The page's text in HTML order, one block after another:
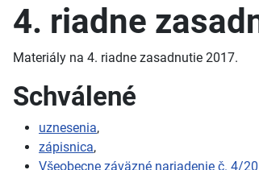
4. riadne
Materiály na 4. riadne zasadnutie 2017.
Schválené
uznesenia,
zápisnica,
Všeobecne záväzné nariadenie č. 4/